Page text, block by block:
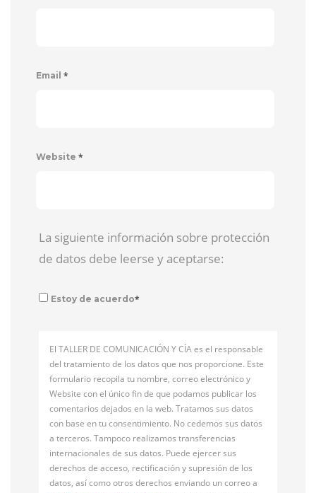
Email *
Website *
La siguiente información sobre protección
de datos debe leerse y aceptarse:
Estoy de acuerdo*
El TALLER DE COMUNICACIÓN Y CÍA es el responsable
del tratamiento de los datos que nos proporcione. Este
formulario recopila tu nombre, correo electrónico y
Website con el único fin de que podamos publicar los
comentarios dejados en la web. Tratamos sus datos
con base en tu consentimiento. No cedemos sus datos
a terceros. Tampoco realizamos transferencias
internacionales de sus datos. Puede ejercer sus
derechos de acceso, rectificación y supresión de los
datos, así como otros derechos enviando un correo a